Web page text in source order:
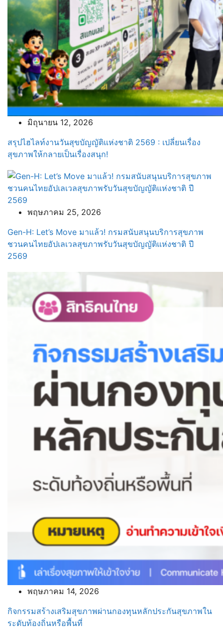
มิถุนายน 12, 2026
สรุปไฮไลท์งานวันสุขบัญญัติแห่งชาติ 2569 : เปลี่ยนเรื่อง
สุขภาพให้กลายเป็นเรื่องสนุก!
พฤษภาคม 25, 2026
Gen-H: Let’s Move มาแล้ว! กรมสนับสนุนบริการสุขภาพ
ชวนคนไทยอัปเลเวลสุขภาพรับวันสุขบัญญัติแห่งชาติ ปี
2569
พฤษภาคม 14, 2026
กิจกรรมสร้างเสริมสุขภาพผ่านกองทุนหลักประกันสุขภาพใน
ระดับท้องถิ่นหรือพื้นที่